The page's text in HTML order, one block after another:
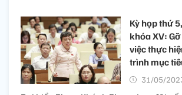
Kỳ họp thứ
khóa XV:
việc thực
trình mục
31/05/